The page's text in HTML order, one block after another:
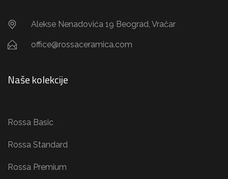
Alekse Nenadovića 19 Beograd, Vračar
office@rossaceramica.com
Naše kolekcije
Rossa Basic
Rossa Standard
Rossa Premium